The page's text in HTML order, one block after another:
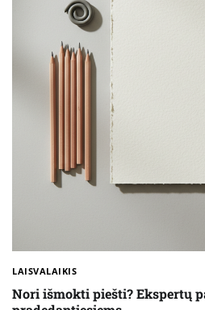
LAISVALAIKIS
Nori išmokti piešti? Ekspertų